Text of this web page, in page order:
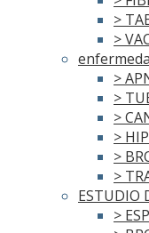
>
>
>
>
>
>
>
>
ESTUDIO
>